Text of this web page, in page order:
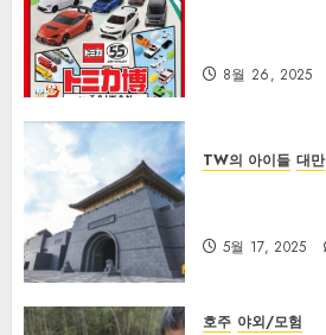
8월 26, 2025
TW의 아이들 대만
5월 17, 2025
호주 야외/모험